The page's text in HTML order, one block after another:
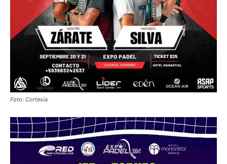
Foto: Cortesía